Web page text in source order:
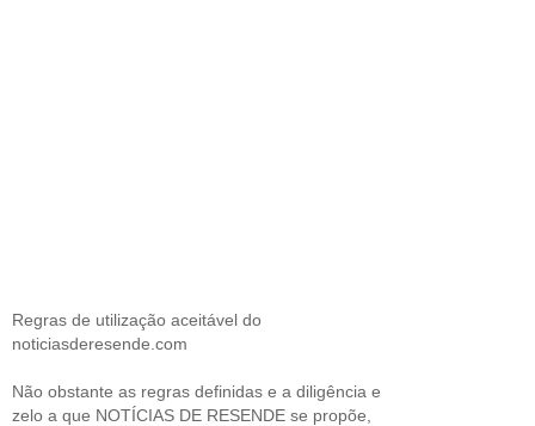
Regras de utilização aceitável do
noticiasderesende.com
Não obstante as regras definidas e a diligência e
zelo a que NOTÍCIAS DE RESENDE se propõe,